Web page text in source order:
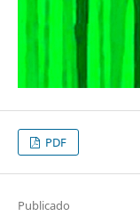
PDF
Publicado